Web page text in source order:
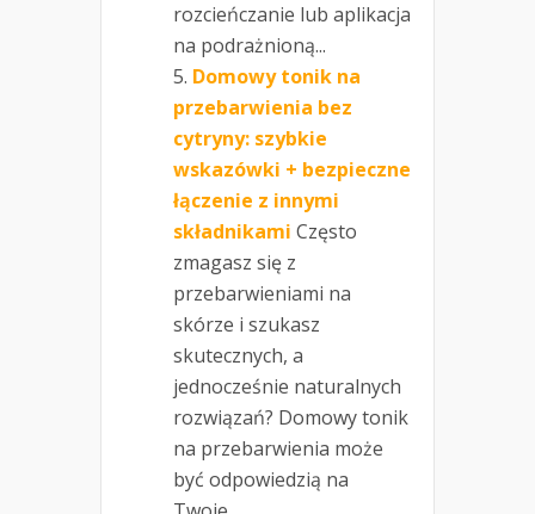
rozcieńczanie lub aplikacja
na podrażnioną...
Domowy tonik na
przebarwienia bez
cytryny: szybkie
wskazówki + bezpieczne
łączenie z innymi
składnikami Często
zmagasz się z
przebarwieniami na
skórze i szukasz
skutecznych, a
jednocześnie naturalnych
rozwiązań? Domowy tonik
na przebarwienia może
być odpowiedzią na